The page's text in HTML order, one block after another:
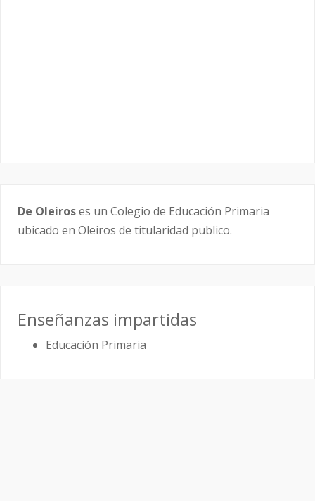
De Oleiroses un Colegio de Educación Primaria
ubicado en Oleiros de titularidad publico.
Enseñanzas impartidas
Educación Primaria